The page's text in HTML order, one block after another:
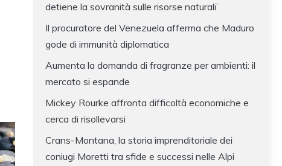
detiene la sovranità sulle risorse naturali’
Il procuratore del Venezuela afferma che Maduro
gode di immunità diplomatica
Aumenta la domanda di fragranze per ambienti: il
mercato si espande
Mickey Rourke affronta difficoltà economiche e
cerca di risollevarsi
Crans-Montana, la storia imprenditoriale dei
coniugi Moretti tra sfide e successi nelle Alpi